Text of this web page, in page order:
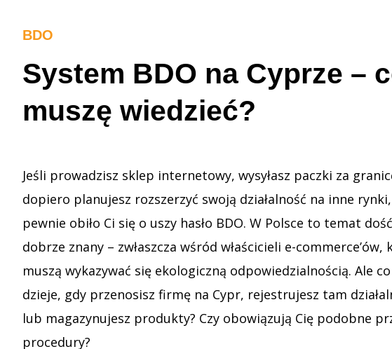
BDO
System BDO na Cyprze –
muszę wiedzieć?
Jeśli prowadzisz sklep internetowy, wysyłasz paczki za
dopiero planujesz rozszerzyć swoją działalność na inne rynki,
pewnie obiło Ci się o uszy hasło BDO. W Polsce to temat dość
dobrze znany – zwłaszcza wśród właścicieli e-commerce’ów,
muszą wykazywać się ekologiczną odpowiedzialnością. Ale
dzieje, gdy przenosisz firmę na Cypr, rejestrujesz tam
lub magazynujesz produkty? Czy obowiązują Cię podobne
procedury?